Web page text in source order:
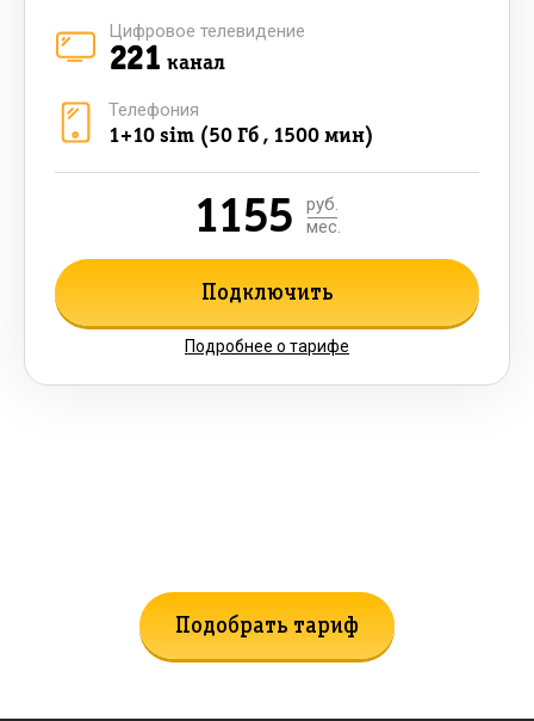
221 канал
Цифровое телевидение
1+10 sim (50 Гб , 1500 мин)
Телефония
1155
руб.
мес.
Подключить
Подробнее о тарифе
Подобрать тариф